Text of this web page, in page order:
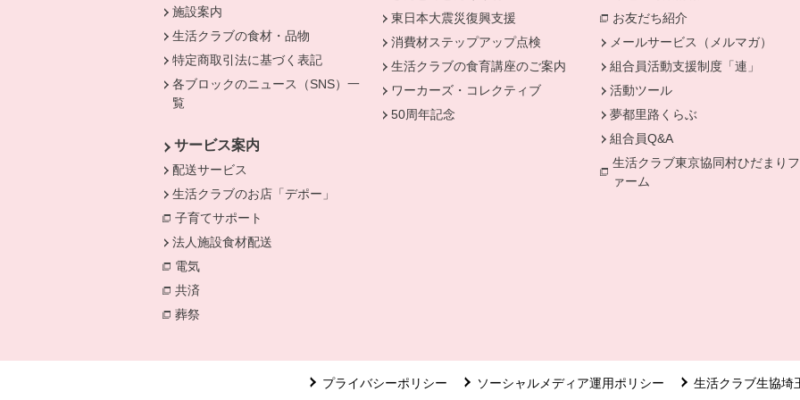
施設案内
生活クラブの食材・品物
特定商取引法に基づく表記
各ブロックのニュース（SNS）一
覧
サービス案内
配送サービス
生活クラブのお店「デポー」
子育てサポート
法人施設食材配送
電気
共済
葬祭
東日本大震災復興支援
消費材ステップアップ点検
生活クラブの食育講座のご案内
ワーカーズ・コレクティブ
50周年記念
お友だち紹介
メールサービス（メルマガ）
組合員活動支援制度「連」
活動ツール
夢都里路くらぶ
組合員Q&A
生活クラブ東京協同村ひだまりフ
ァーム
プライバシーポリシー ソーシャルメディア運用ポリシー 生活クラブ生協埼